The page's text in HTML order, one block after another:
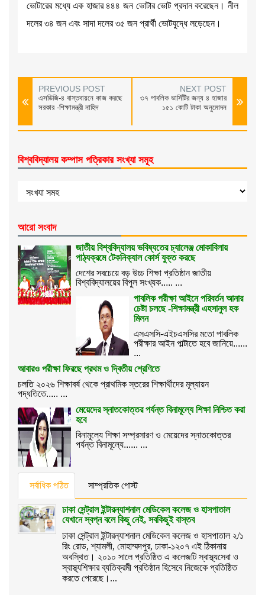
ভোটারের মধ্যে এক হাজার ৪৪৪ জন ভোটার ভোট প্রদান করেছেন। নীল
দলের ৩৪ জন এবং সাদা দলের ৩৫ জন প্রার্থী ভোটযুদ্ধে লড়েছেন।
PREVIOUS POST
এসডিজি-৪ বাস্তবায়নে কাজ করছে
সরকার -শিক্ষামন্ত্রী নাহিদ
NEXT POST
৩৭ পাবলিক ভার্সিটির জন্য ৪ হাজার
১৫১ কোটি টাকা অনুমোদন
বিশ্ববিদ্যালয় কম্পাস পত্রিকার সংখ্যা সমূহ
আরো সংবাদ
জাতীয় বিশ্ববিদ্যালয় ভবিষ্যতের চ্যালেঞ্জ মোকাবিলায়
পাঠ্যক্রমে টেকনিক্যাল কোর্স যুক্ত করছে
দেশের সবচেয়ে বড় উচ্চ শিক্ষা প্রতিষ্ঠান জাতীয়
বিশ্ববিদ্যালয়ের বিপুল সংখ্যক..... ...
পাবলিক পরীক্ষা আইনে পরিবর্তন আনার
চেষ্টা চলছে -শিক্ষামন্ত্রী এহসানুল হক
মিলন
এসএসসি-এইচএসসির মতো পাবলিক
পরীক্ষার আইন পাল্টাতে হবে জানিয়ে......
...
আবারও পরীক্ষা ফিরছে প্রথম ও দ্বিতীয় শ্রেণিতে
চলতি ২০২৬ শিক্ষাবর্ষ থেকে প্রাথমিক স্তরের শিক্ষার্থীদের মূল্যায়ন
পদ্ধতিতে..... ...
মেয়েদের স্নাতকোত্তর পর্যন্ত বিনামূল্যে শিক্ষা নিশ্চিত করা
হবে
বিনামূল্যে শিক্ষা সম্প্রসারণ ও মেয়েদের স্নাতকোত্তর
পর্যন্ত বিনামূল্যে...... ...
সর্বাধিক পঠিত সাম্প্রতিক পোস্ট
ঢাকা সেন্ট্রাল ইন্টারন্যাশনাল মেডিকেল কলেজ ও হাসপাতাল
যেখানে স্বপ্ন বলে কিছু নেই, সবকিছুই বাস্তব
ঢাকা সেন্ট্রাল ইন্টারন্যাশনাল মেডিকেল কলেজ ও হাসপাতাল ২/১
রিং রোড, শ্যামলী, মোহাম্মদপুর, ঢাকা-১২০৭ এই ঠিকানায়
অবস্থিত। ২০১০ সালে প্রতিষ্ঠিত এ কলেজটি স্বাস্থ্যসেবা ও
স্বাস্থ্যশিক্ষার ব্যতিক্রমী প্রতিষ্ঠান হিসেবে নিজেকে প্রতিষ্ঠিত
করতে পেরেছে।...